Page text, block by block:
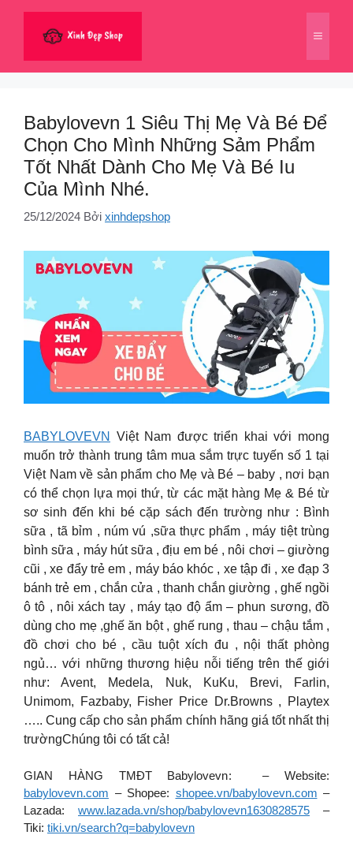
dung
Menu
Babylovevn 1 Siêu Thị Mẹ Và Bé Để
Chọn Cho Mình Những Sảm Phẩm
Tốt Nhất Dành Cho Mẹ Và Bé Iu
Của Mình Nhé.
25/12/2024 Bởi xinhdepshop
BABYLOVEVN
Việt Nam được triển khai với mong
muốn trở thành trung tâm mua sắm trực tuyến số 1 tại
Việt Nam về sản phẩm cho Mẹ và Bé – baby , nơi bạn
có thể chọn lựa mọi thứ, từ các mặt hàng Mẹ & Bé từ
sơ sinh đến khi bé cặp sách đến trường như : Bình
sữa , tã bỉm , núm vú ,sữa thực phẩm , máy tiệt trùng
bình sữa , máy hút sữa , địu em bé , nôi chơi – giường
cũi , xe đẩy trẻ em , máy báo khóc , xe tập đi , xe đạp 3
bánh trẻ em , chắn cửa , thanh chắn giường , ghế ngồi
ô tô , nôi xách tay , máy tạo độ ẩm – phun sương, đồ
dùng cho mẹ ,ghế ăn bột , ghế rung , thau – chậu tắm ,
đồ chơi cho bé , cầu tuột xích đu , nội thất phòng
ngủ… với những thương hiệu nỗi tiếng trên thế giới
như: Avent, Medela, Nuk, KuKu, Brevi, Farlin,
Unimom, Fazbaby, Fisher Price Dr.Browns , Playtex
….. Cung cấp cho sản phẩm chính hãng giá tốt nhất thị
trườngChúng tôi có tất cả!
GIAN HÀNG TMĐT Babylovevn: – Website:
babylovevn.com – Shopee: shopee.vn/babylovevn.com –
Lazada: www.lazada.vn/shop/babylovevn1630828575 –
Tiki: tiki.vn/search?q=babylovevn